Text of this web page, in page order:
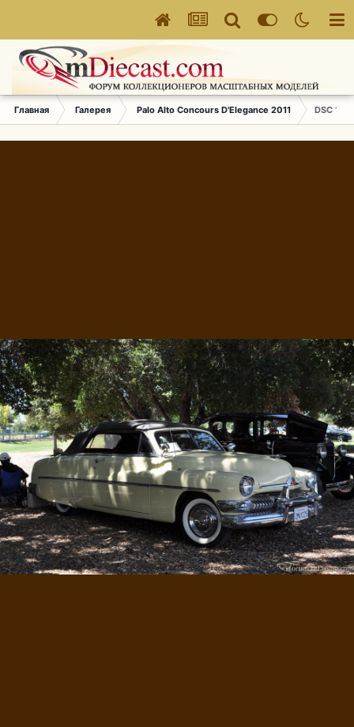
Главная Галерея Palo Alto Concours D'Elegance 2011 DSC 1813